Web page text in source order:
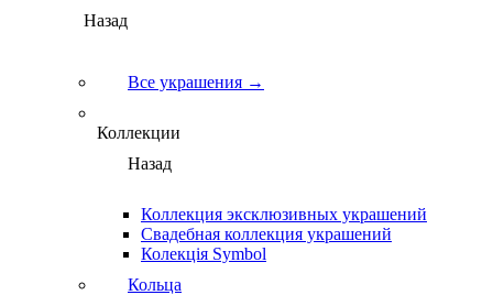
Назад
Все украшения →
Коллекции
Назад
Коллекция эксклюзивных украшений
Свадебная коллекция украшений
Колекція Symbol
Кольца